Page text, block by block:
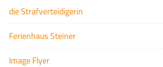
die Strafverteidigerin
Ferienhaus Steiner
Image Flyer